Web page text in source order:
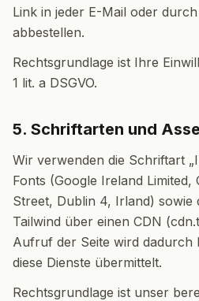
Link in jeder E-Mail oder
abbestellen.
Rechtsgrundlage ist Ihre
1 lit. a DSGVO.
5. Schriftarten und
Wir verwenden die Schriftart
Fonts (Google Ireland
Street, Dublin 4, Irland) sowie
Tailwind über einen CDN
Aufruf der Seite wird dadurch
diese Dienste übermittelt.
Rechtsgrundlage ist unser